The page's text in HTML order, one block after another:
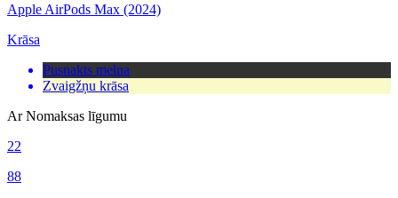
Apple AirPods Max (2024)
Krāsa
Pusnakts melna
Zvaigžņu krāsa
Ar Nomaksas līgumu
22
88